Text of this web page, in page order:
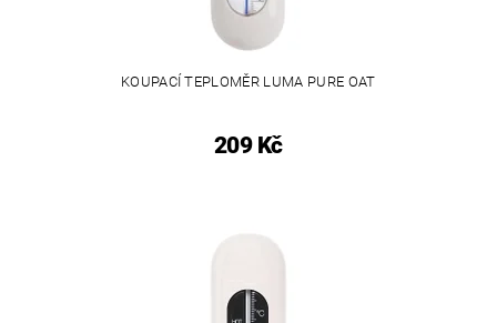
KOUPACÍ TEPLOMĚR LUMA PURE OAT
209 Kč